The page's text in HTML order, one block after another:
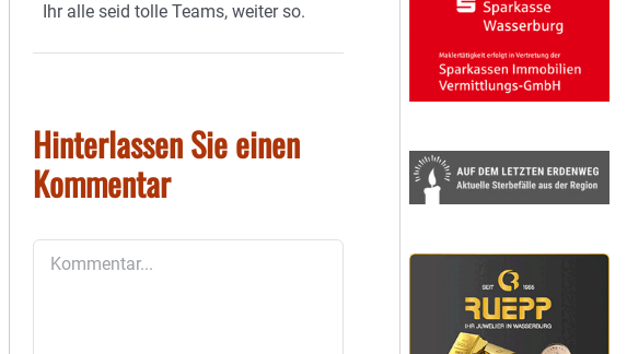
Ihr alle seid tolle Teams, weiter so.
Hinterlassen Sie einen
Kommentar